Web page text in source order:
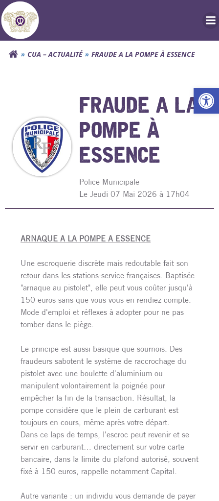
Aller
au
contenu
CUA – ACTUALITÉ FRAUDE A LA POMPE À ESSENCE
FRAUDE A LA
POMPE À
ESSENCE
Police Municipale
Le Jeudi 07 Mai 2026 à 17h04
ARNAQUE A LA POMPE A ESSENCE
Une escroquerie discrète mais redoutable fait son
retour dans les stations-service françaises. Baptisée
"arnaque au pistolet", elle peut vous coûter jusqu'à
150 euros sans que vous vous en rendiez compte.
Mode d'emploi et réflexes à adopter pour ne pas
tomber dans le piège.
Le principe est aussi basique que sournois. Des
fraudeurs sabotent le système de raccrochage du
pistolet avec une boulette d'aluminium ou
manipulent volontairement la poignée pour
empêcher la fin de la transaction. Résultat, la
pompe considère que le plein de carburant est
toujours en cours, même après votre départ.
Dans ce laps de temps, l'escroc peut revenir et se
servir en carburant… directement sur votre carte
bancaire, dans la limite du plafond autorisé, souvent
fixé à 150 euros, rappelle notamment Capital.
Autre variante : un individu vous demande de payer